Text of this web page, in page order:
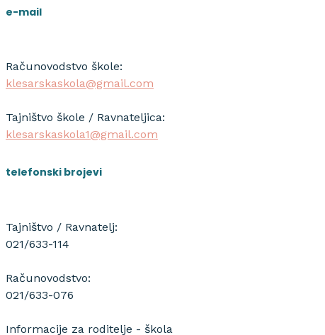
e-mail
Računovodstvo škole:
klesarskaskola@gmail.com
Tajništvo škole / Ravnateljica:
klesarskaskola1@gmail.com
telefonski brojevi
Tajništvo / Ravnatelj:
021/633-114
Računovodstvo:
021/633-076
Informacije za roditelje - škola